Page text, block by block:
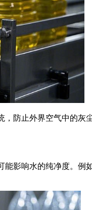
防止外界空气中的灰
影响水的纯净度。例